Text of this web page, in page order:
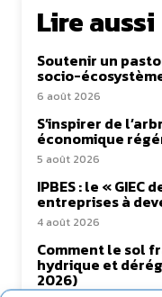
Lire aussi
Soutenir un
socio-
6 août 2026
S’inspirer de
économique
5 août 2026
IPBES : le «
entreprises à
4 août 2026
Comment le sol
hydrique et
2026)